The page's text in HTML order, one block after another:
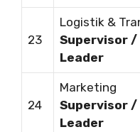
23
Logistik &
Supervisor /
Leader
24
Marketing
Supervisor /
Leader